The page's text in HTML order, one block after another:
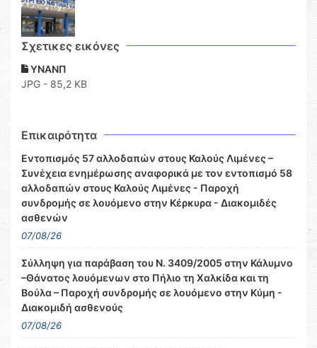
Σχετικες εικόνες
ΥΝΑΝΠ
JPG - 85,2 KB
Επικαιρότητα
Εντοπισμός 57 αλλοδαπών στους Καλούς Λιμένες –
Συνέχεια ενημέρωσης αναφορικά με τον εντοπισμό 58
αλλοδαπών στους Καλούς Λιμένες - Παροχή
συνδρομής σε λουόμενο στην Κέρκυρα - Διακομιδές
ασθενών
07/08/26
Σύλληψη για παράβαση του Ν. 3409/2005 στην Κάλυμνο
–Θάνατος λουόμενων στο Πήλιο τη Χαλκίδα και τη
Βούλα – Παροχή συνδρομής σε λουόμενο στην Κύμη -
Διακομιδή ασθενούς
07/08/26